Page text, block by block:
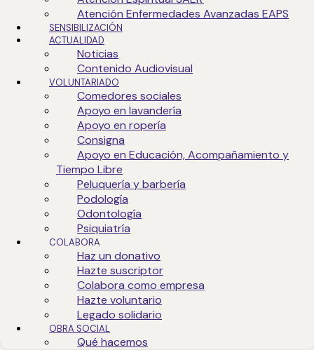
Atención Enfermedades Avanzadas EAPS
SENSIBILIZACIÓN
ACTUALIDAD
Noticias
Contenido Audiovisual
VOLUNTARIADO
Comedores sociales
Apoyo en lavandería
Apoyo en ropería
Consigna
Apoyo en Educación, Acompañamiento y
Tiempo Libre
Peluquería y barbería
Podología
Odontología
Psiquiatría
COLABORA
Haz un donativo
Hazte suscriptor
Colabora como empresa
Hazte voluntario
Legado solidario
OBRA SOCIAL
Qué hacemos